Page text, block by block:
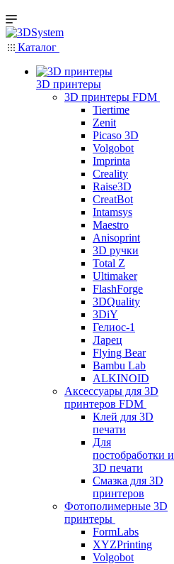
Каталог
3D принтеры
3D принтеры FDM
Tiertime
Zenit
Picaso 3D
Volgobot
Imprinta
Creality
Raise3D
CreatBot
Intamsys
Maestro
Anisoprint
3D ручки
Total Z
Ultimaker
FlashForge
3DQuality
3DiY
Гелиос-1
Ларец
Flying Bear
Bambu Lab
ALKINOID
Аксессуары для 3D
принтеров FDM
Клей для 3D
печати
Для
постобработки и
3D печати
Смазка для 3D
принтеров
Фотополимерные 3D
принтеры
FormLabs
XYZPrinting
Volgobot